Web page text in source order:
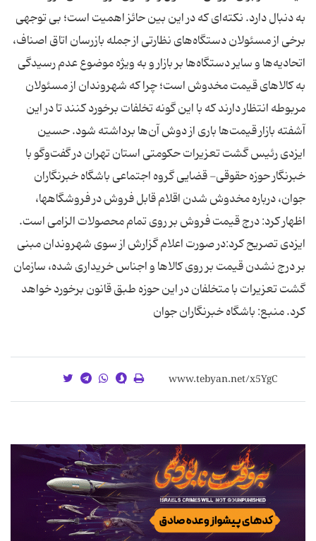
به دنبال دارد. نکته‌ای که در این بین حائز اهمیت است؛ بی توجهی
برخی از مسئولان دستگاه‌های نظارتی از جمله بازرسان اتاق اصناف،
اتحادیه‌ها و سایر دستگاه‌ها بر بازار و به ویژه موضوع عدم رسیدگی
به کالا‌های قیمت مخدوش است؛ چرا که شهروندان از مسئولان
مربوطه انتظار دارند که با این گونه تخلفات برخورد کنند تا در این
آشفته بازار قیمت‌ها باری از دوش آن‌ها برداشته شود. حسین
ایزدی رئیس گشت تعزیرات حکومتی استان تهران در گفت‌وگو با
خبرنگار حوزه حقوقی- قضایی گروه اجتماعی باشگاه خبرنگاران
جوان، درباره مخدوش شدن اقلام قابل فروش در فروشگاه‎ها،
اظهار کرد: درج قیمت فروش بر روی تمام محصولات الزامی است.
ایزدی تصریح کرد:در صورت اعلام گزارش از سوی شهروندان مبنی
بر درج نشدن قیمت بر روی کالاها و اجناس خریداری شده، سازمان
گشت تعزیرات با متخلفان در این حوزه طبق قانون برخورد خواهد
کرد. منبع: باشگاه خبرنگاران جوان